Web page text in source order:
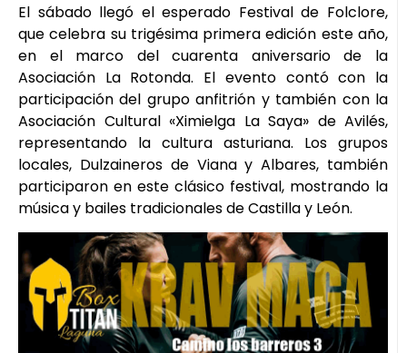
El sábado llegó el esperado Festival de Folclore,
que celebra su trigésima primera edición este año,
en el marco del cuarenta aniversario de la
Asociación La Rotonda. El evento contó con la
participación del grupo anfitrión y también con la
Asociación Cultural «Ximielga La Saya» de Avilés,
representando la cultura asturiana. Los grupos
locales, Dulzaineros de Viana y Albares, también
participaron en este clásico festival, mostrando la
música y bailes tradicionales de Castilla y León.